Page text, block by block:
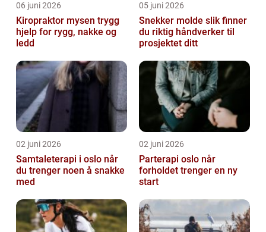
06 juni 2026
Kiropraktor mysen trygg
hjelp for rygg, nakke og
ledd
05 juni 2026
Snekker molde slik finner
du riktig håndverker til
prosjektet ditt
02 juni 2026
Samtaleterapi i oslo når
du trenger noen å snakke
med
02 juni 2026
Parterapi oslo når
forholdet trenger en ny
start